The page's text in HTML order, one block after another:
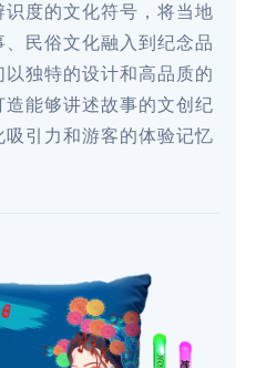
度的文化符号，将当地
民俗文化融入到纪念品
独特的设计和高品质的
能够讲述故事的文创纪
引力和游客的体验记忆